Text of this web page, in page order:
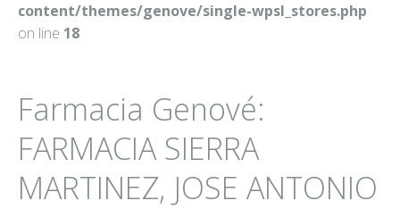
content/themes/genove/single-wpsl_stores.php
on line 18
Farmacia Genové:
FARMACIA SIERRA
MARTINEZ, JOSE ANTONIO